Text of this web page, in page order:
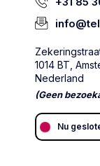
1014 BT,
Nederland
(Geen
Nu